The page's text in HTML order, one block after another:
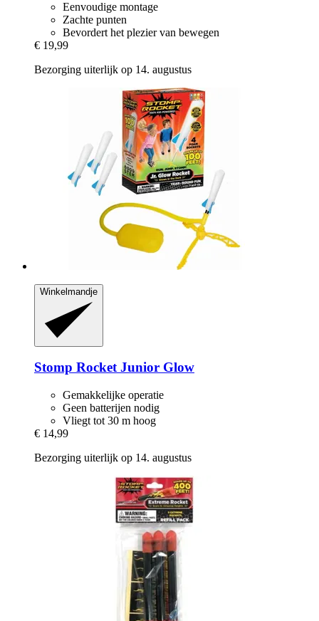
Eenvoudige montage
Zachte punten
Bevordert het plezier van bewegen
€ 19,99
Bezorging uiterlijk op 14. augustus
Winkelmandje
Stomp RocketJunior Glow
Gemakkelijke operatie
Geen batterijen nodig
Vliegt tot 30 m hoog
€ 14,99
Bezorging uiterlijk op 14. augustus